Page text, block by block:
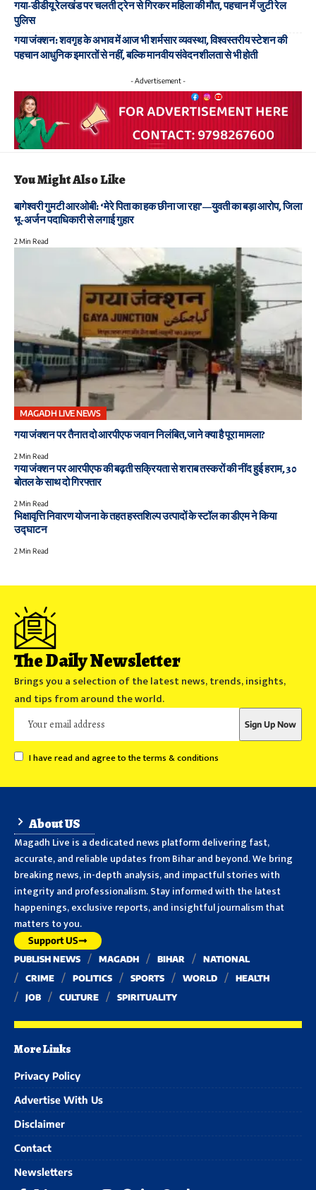
गया-डीडीयू रेलखंड पर चलती ट्रेन से गिरकर महिला की मौत, पहचान में जुटी रेल
पुलिस
गया जंक्शन: शवगृह के अभाव में आज भी शर्मसार व्यवस्था, विश्वस्तरीय स्टेशन की
पहचान आधुनिक इमारतों से नहीं, बल्कि मानवीय संवेदनशीलता से भी होती
- Advertisement -
You Might Also Like
बागेश्वरी गुमटी आरओबी: ‘मेरे पिता का हक छीना जा रहा’—युवती का बड़ा आरोप, जिला
भू-अर्जन पदाधिकारी से लगाई गुहार
2 Min Read
MAGADH LIVE NEWS
गया जंक्शन पर तैनात दो आरपीएफ जवान निलंबित,जाने क्या है पूरा मामला?
2 Min Read
गया जंक्शन पर आरपीएफ की बढ़ती सक्रियता से शराब तस्करों की नींद हुई हराम, 30
बोतल के साथ दो गिरफ्तार
2 Min Read
भिक्षावृत्ति निवारण योजना के तहत हस्तशिल्प उत्पादों के स्टॉल का डीएम ने किया
उद्घाटन
2 Min Read
The Daily Newsletter
Brings you a selection of the latest news, trends, insights,
and tips from around the world.
I have read and agree to the terms & conditions
About US
Magadh Live is a dedicated news platform delivering fast,
accurate, and reliable updates from Bihar and beyond. We bring
breaking news, in-depth analysis, and impactful stories with
integrity and professionalism. Stay informed with the latest
happenings, exclusive reports, and insightful journalism that
matters to you.
Support US
PUBLISH NEWS MAGADH BIHAR
NATIONAL
CRIME
POLITICS SPORTS WORLD
HEALTH
JOB
CULTURE SPIRITUALITY
More Links
Privacy Policy
Advertise With Us
Disclaimer
Contact
Newsletters